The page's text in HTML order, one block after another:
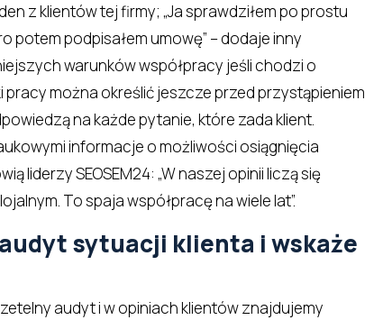
z klientów tej firmy; „Ja sprawdziłem po prostu
potem podpisałem umowę” – dodaje inny
warunków współpracy jeśli chodzi o
pracy można określić jeszcze przed przystąpieniem
na każde pytanie, które zada klient.
informacje o możliwości osiągnięcia
liderzy SEOSEM24: „W naszej opinii liczą się
To spaja współpracę na wiele lat”.
sytuacji klienta i wskaże
audyt i w opiniach klientów znajdujemy